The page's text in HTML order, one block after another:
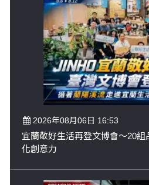
2026年08月06日 16:53
宜蘭敬好生活再登文博會～20
化創意力